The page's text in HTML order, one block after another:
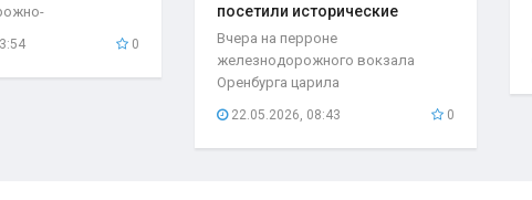
0
посетили исторические
места..
Вчера на перроне
железнодорожного вокзала
Оренбурга царила
прибывшего поезда...
22.05.2026, 08:43 0